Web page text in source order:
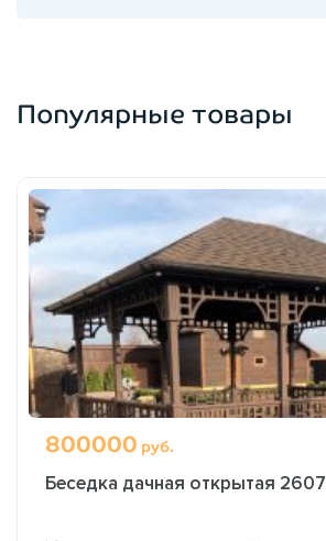
Популярные товары
800000 руб.
Беседка дачная открытая 2607